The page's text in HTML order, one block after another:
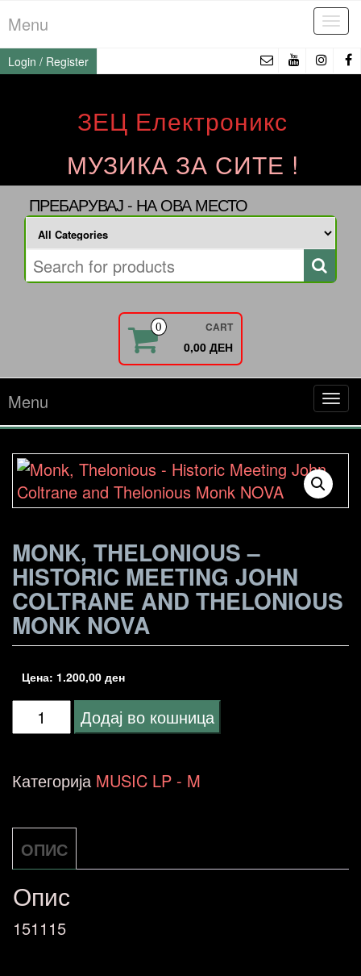
to
the
content
Menu
Login / Register
ЗЕЦ Електроникс
МУЗИКА ЗА СИТЕ !
ПРЕБАРУВАЈ - НА ОВА МЕСТО
0 CART
0,00 ДЕН
Menu
MONK, THELONIOUS –
HISTORIC MEETING JOHN
COLTRANE AND THELONIOUS
MONK NOVA
Цена: 1.200,00 ден
Monk,
-
Meeting
John
Coltrane
Додај во кошница
Категорија MUSIC LP - M
ОПИС
Опис
151115